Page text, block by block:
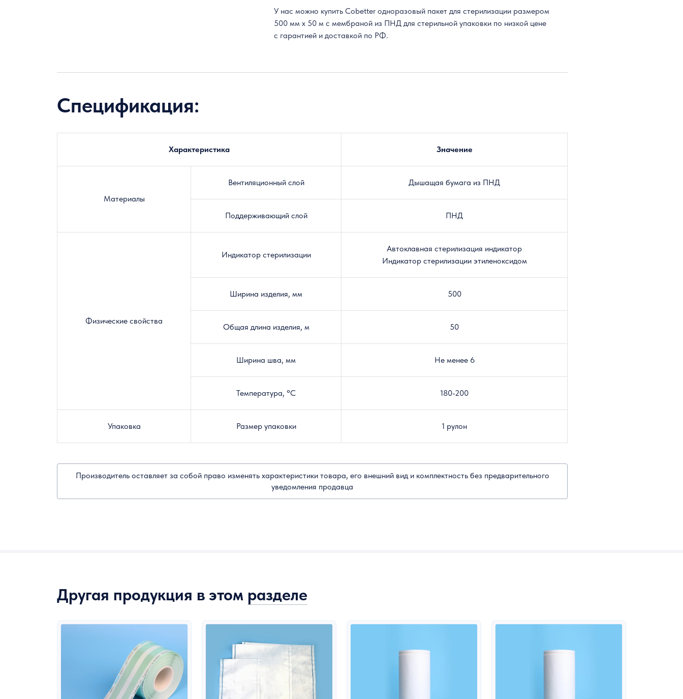
У нас можно купить Cobetter одноразовый пакет для стерилизации размером
500 мм x 50 м с мембраной из ПНД для стерильной упаковки по низкой цене
с гарантией и доставкой по РФ.
Спецификация:
Характеристика Значение
Материалы
Вентиляционный слой Дышащая бумага из ПНД
Поддерживающий слой ПНД
Физические свойства
Индикатор стерилизации
Автоклавная стерилизация индикатор
Индикатор стерилизации этиленоксидом
Ширина изделия, мм 500
Общая длина изделия, м 50
Ширина шва, мм Не менее 6
Температура, °C 180-200
Упаковка Размер упаковки 1 рулон
Производитель оставляет за собой право изменять характеристики товара, его внешний вид и комплектность без предварительного
уведомления продавца
Другая продукция в этом разделе